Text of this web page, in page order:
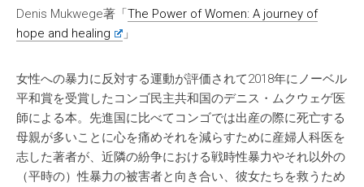
Denis Mukwege著「The Power of Women: A journey of
hope and healing
」
女性への暴力に反対する運動が評価されて2018年にノーベル
平和賞を受賞したコンゴ民主共和国のデニス・ムクウェゲ医
師による本。先進国に比べてコンゴでは出産の際に死亡する
母親が多いことに心を痛めそれを減らすために産婦人科医を
志した著者が、近隣の紛争における戦時性暴力やそれ以外の
（平時の）性暴力の被害者と向き合い、彼女たちを救うため